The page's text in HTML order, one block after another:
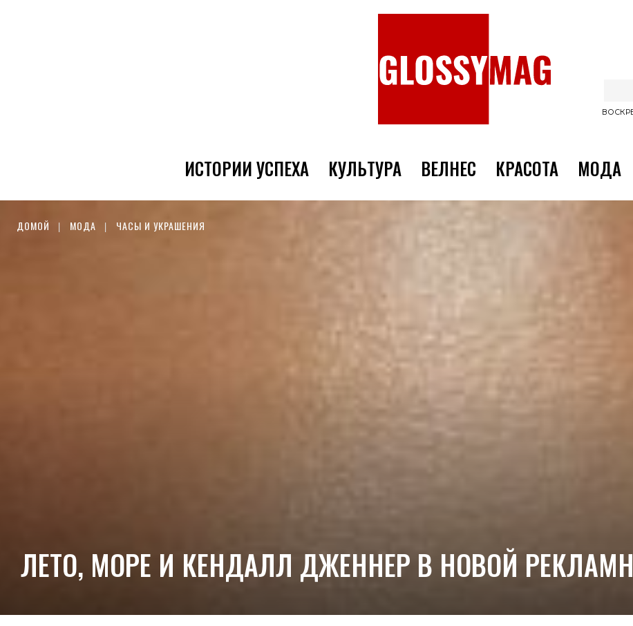
ИСТОРИИ УСПЕХА КУЛЬТУРА ВЕЛНЕС КРАСОТА МОДА
ДОМОЙ МОДА ЧАСЫ И УКРАШЕНИЯ
ЛЕТО, МОРЕ И КЕНДАЛЛ ДЖЕННЕР В НОВОЙ